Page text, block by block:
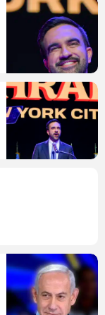
חדשות
חדשות